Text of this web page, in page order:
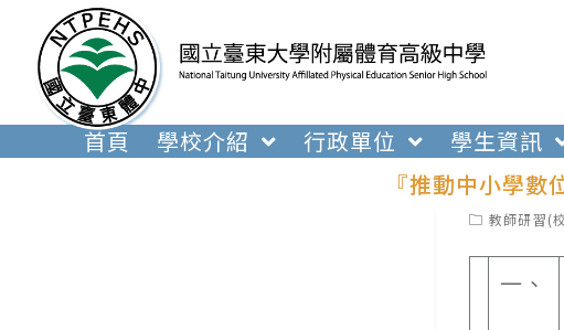
內
首頁 學校介紹 行政單位 學生資訊
『推動中小學
Post教師研習(
一、